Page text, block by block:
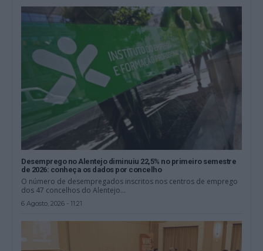
Desemprego no Alentejo diminuiu 22,5% no primeiro semestre
de 2026: conheça os dados por concelho
O número de desempregados inscritos nos centros de emprego
dos 47 concelhos do Alentejo...
6 Agosto, 2026 - 11:21